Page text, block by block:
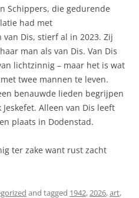
Schippers, die gedurende
had met
Dis, stierf al in 2023. Zij
man als van Dis. Van Dis
lichtzinnig – maar het is wat
twee mannen te leven.
benauwde lieden begrijpen
Jeskefet. Alleen van Dis leeft
plaats in Dodenstad.
ter zake want rust zacht
and tagged 1942,2026,art,